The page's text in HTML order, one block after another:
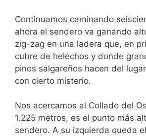
Continuamos caminando
ahora el sendero va ganando
zig-zag en una ladera que, en
cubre de helechos y donde
pinos salgareños hacen del
con cierto misterio.
Nos acercamos al Collado del
1.225 metros, es el punto más
sendero. A su izquierda queda